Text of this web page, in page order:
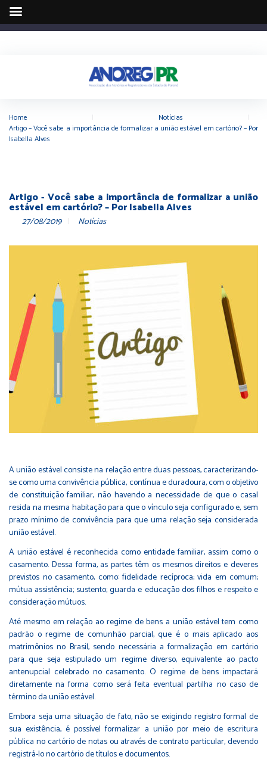
Home Notícias
Artigo – Você sabe a importância de formalizar a união estável em cartório? – Por
Isabella Alves
Artigo - Você sabe a importância de formalizar a união
estável em cartório? – Por Isabella Alves
27/08/2019 Notícias
A união estável consiste na relação entre duas pessoas, caracterizando-
se como uma convivência pública, contínua e duradoura, com o objetivo
de constituição familiar, não havendo a necessidade de que o casal
resida na mesma habitação para que o vínculo seja configurado e, sem
prazo mínimo de convivência para que uma relação seja considerada
união estável.
A união estável é reconhecida como entidade familiar, assim como o
casamento. Dessa forma, as partes têm os mesmos direitos e deveres
previstos no casamento, como: fidelidade recíproca; vida em comum;
mútua assistência; sustento; guarda e educação dos filhos e respeito e
consideração mútuos.
Até mesmo em relação ao regime de bens a união estável tem como
padrão o regime de comunhão parcial, que é o mais aplicado aos
matrimônios no Brasil, sendo necessária a formalização em cartório
para que seja estipulado um regime diverso, equivalente ao pacto
antenupcial celebrado no casamento. O regime de bens impactará
diretamente na forma como será feita eventual partilha no caso de
término da união estável.
Embora seja uma situação de fato, não se exigindo registro formal de
sua existência, é possível formalizar a união por meio de escritura
pública no cartório de notas ou através de contrato particular, devendo
registrá-lo no cartório de títulos e documentos.